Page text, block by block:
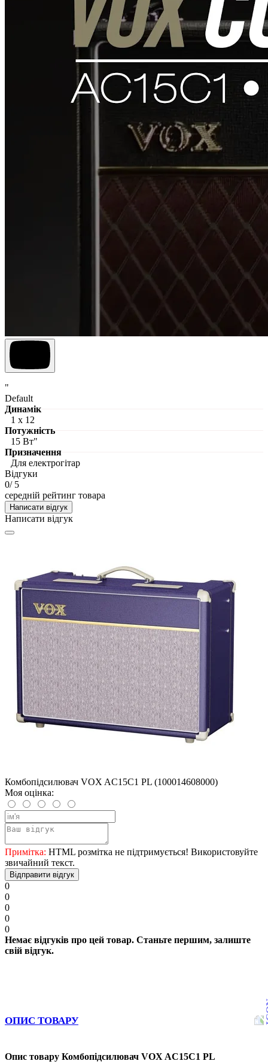
"
Default
Динамік
1 х 12
Потужність
15 Вт"
Призначення
Для електрогітар
Відгуки
0/ 5
середній рейтинг товара
Написати відгук
Написати відгук
Комбопідсилювач VOX AC15C1 PL (100014608000)
Моя оцінка:
Примітка: HTML розмітка не підтримується! Використовуйте
звичайний текст.
Відправити відгук
0
0
0
0
0
Немає відгуків про цей товар. Станьте першим, залиште
свій відгук.
ОПИС ТОВАРУ
Опис товару Комбопідсилювач VOX AC15C1 PL